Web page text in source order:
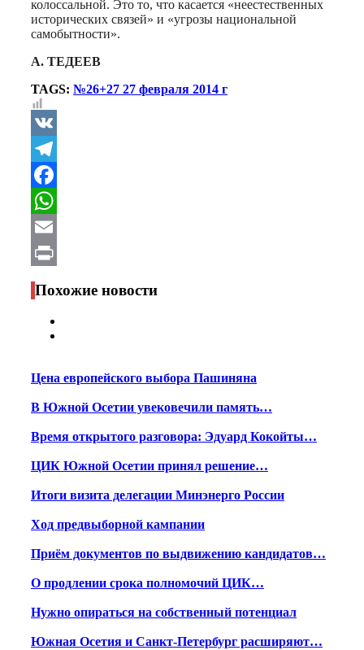
колоссальной. Это то, что касается «неестественных
исторических связей» и «угрозы национальной
самобытности».
А. ТЕДЕЕВ
TAGS: №26+27 27 февраля 2014 г
VK
Telegram
Facebook
WhatsApp
Email
Print
Похожие новости
Цена европейского выбора Пашиняна
В Южной Осетии увековечили память…
Время открытого разговора: Эдуард Кокойты…
ЦИК Южной Осетии принял решение…
Итоги визита делегации Минэнерго России
Ход предвыборной кампании
Приём документов по выдвижению кандидатов…
О продлении срока полномочий ЦИК…
Нужно опираться на собственный потенциал
Южная Осетия и Санкт-Петербург расширяют…